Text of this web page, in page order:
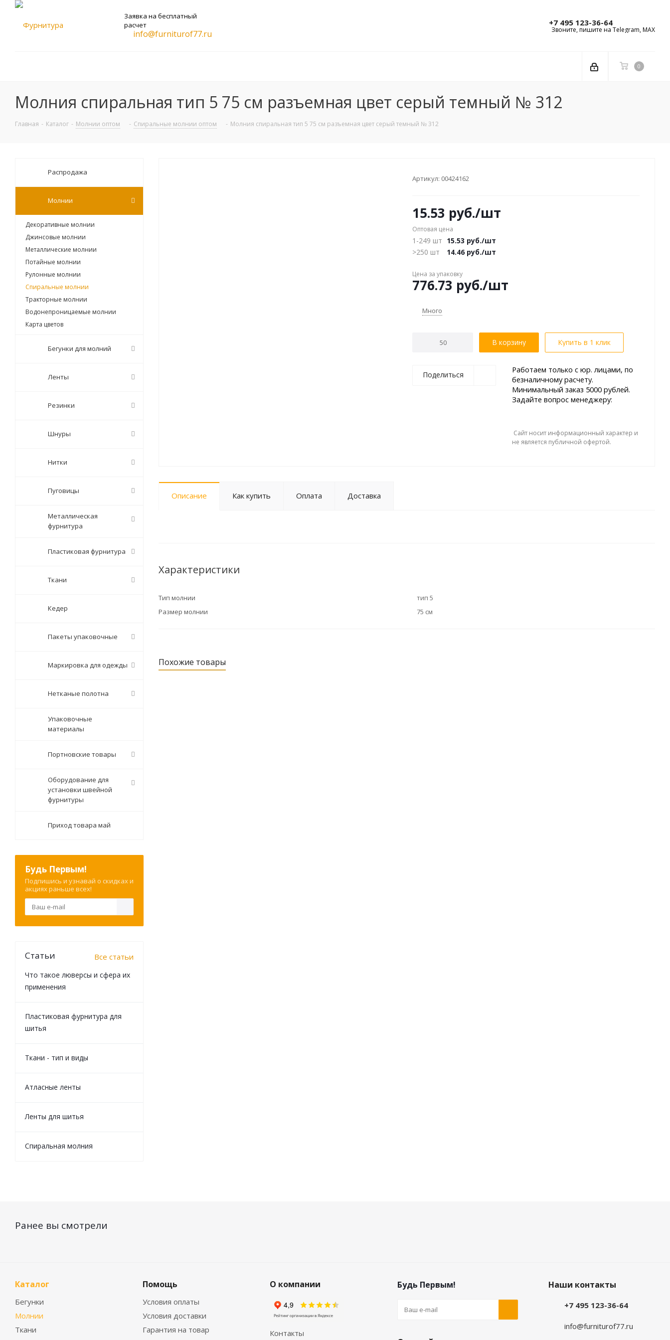
Заявка на бесплатный
расчет
info@furniturof77.ru
+7 495 123-36-64
Звоните, пишите на Telegram, MAX
0
Молния спиральная тип 5 75 см разъемная цвет серый темный № 312
Главная - Каталог - Молнии оптом - Спиральные молнии оптом - Молния спиральная тип 5 75 см разъемная цвет серый темный № 312
Артикул: 00424162
15.53 руб./шт
Оптовая цена
1-249 шт 15.53 руб./шт
>250 шт
14.46 руб./шт
Цена за упаковку
776.73 руб./шт
Много
В корзину Купить в 1 клик
Поделиться
Работаем только с юр. лицами, по
безналичному расчету.
Минимальный заказ 5000 рублей.
Задайте вопрос менеджеру:
Сайт носит информационный характер и
не является публичной офертой.
Описание Как купить Оплата Доставка
Характеристики
Тип молнии
тип 5
Размер молнии
75 см
Похожие товары
Распродажа
Молнии
Декоративные молнии
Джинсовые молнии
Металлические молнии
Потайные молнии
Рулонные молнии
Спиральные молнии
Тракторные молнии
Водонепроницаемые молнии
Карта цветов
Бегунки для молний
Ленты
Резинки
Шнуры
Нитки
Пуговицы
Металлическая
фурнитура
Пластиковая фурнитура
Ткани
Кедер
Пакеты упаковочные
Маркировка для одежды
Нетканые полотна
Упаковочные
материалы
Портновские товары
Оборудование для
установки швейной
фурнитуры
Приход товара май
Будь Первым!
Подпишись и узнавай о скидках и
акциях раньше всех!
Статьи Все статьи
Что такое люверсы и сфера их
применения
Пластиковая фурнитура для
шитья
Ткани - тип и виды
Атласные ленты
Ленты для шитья
Спиральная молния
Ранее вы смотрели
Каталог
Бегунки
Молнии
Ткани
Помощь
Условия оплаты
Условия доставки
Гарантия на товар
О компании
Контакты
Будь Первым! Наши контакты
+7 495 123-36-64
info@furniturof77.ru